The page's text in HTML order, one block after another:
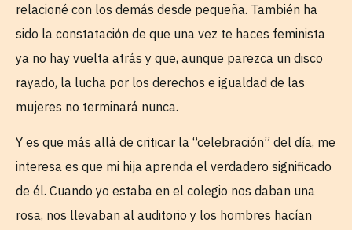
relacioné con los demás desde pequeña. También ha
sido la constatación de que una vez te haces feminista
ya no hay vuelta atrás y que, aunque parezca un disco
rayado, la lucha por los derechos e igualdad de las
mujeres no terminará nunca.
Y es que más allá de criticar la “celebración” del día, me
interesa es que mi hija aprenda el verdadero significado
de él. Cuando yo estaba en el colegio nos daban una
rosa, nos llevaban al auditorio y los hombres hacían